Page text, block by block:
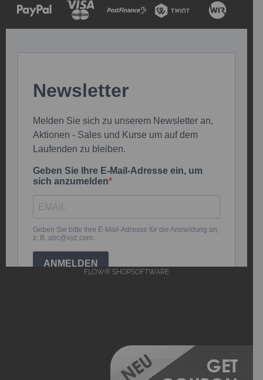
FLOW® SHOPSOFTWARE